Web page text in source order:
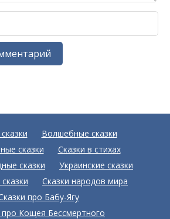
Волшебные сказки
сказки
Сказки в стихах
сказки
Украинские сказки
Сказки народов мира
про Бабу-Ягу
про Кощея Бессмертного